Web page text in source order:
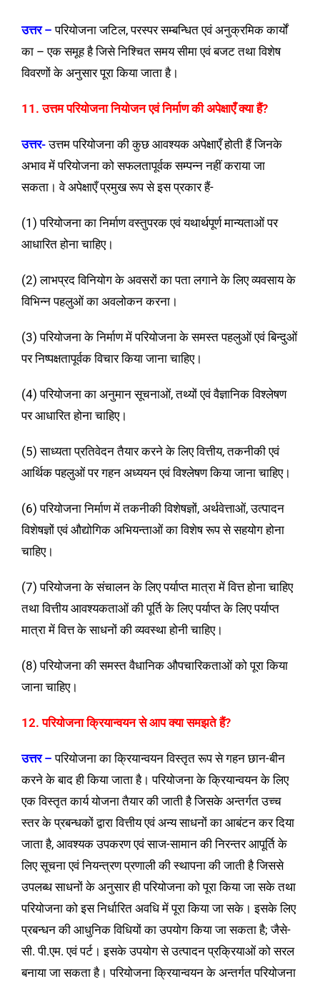
उत्तर – परियोजना जटिल, परस्पर सम्बन्धित एवं अनुक्रमिक कार्यों
का – एक समूह है जिसे निश्चित समय सीमा एवं बजट तथा विशेष
विवरणों के अनुसार पूरा किया जाता है।
11. उत्तम परियोजना नियोजन एवं निर्माण की अपेक्षाएँ क्या हैं?
उत्तर-उत्तम परियोजना की कुछ आवश्यक अपेक्षाएँ होती हैं जिनके
अभाव में परियोजना को सफलतापूर्वक सम्पन्न नहीं कराया जा
सकता। वे अपेक्षाएँ प्रमुख रूप से इस प्रकार हैं-
(1) परियोजना का निर्माण वस्तुपरक एवं यथार्थपूर्ण मान्यताओं पर
आधारित होना चाहिए।
(2) लाभप्रद विनियोग के अवसरों का पता लगाने के लिए व्यवसाय के
विभिन्न पहलुओं का अवलोकन करना।
(3) परियोजना के निर्माण में परियोजना के समस्त पहलुओं एवं बिन्दुओं
पर निष्पक्षतापूर्वक विचार किया जाना चाहिए।
(4) परियोजना का अनुमान सूचनाओं, तथ्यों एवं वैज्ञानिक विश्लेषण
पर आधारित होना चाहिए।
(5) साध्यता प्रतिवेदन तैयार करने के लिए वित्तीय, तकनीकी एवं
आर्थिक पहलुओं पर गहन अध्ययन एवं विश्लेषण किया जाना चाहिए।
(6) परियोजना निर्माण में तकनीकी विशेषज्ञों, अर्थवेत्ताओं, उत्पादन
विशेषज्ञों एवं औद्योगिक अभियन्ताओं का विशेष रूप से सहयोग होना
चाहिए।
(7) परियोजना के संचालन के लिए पर्याप्त मात्रा में वित्त होना चाहिए
तथा वित्तीय आवश्यकताओं की पूर्ति के लिए पर्याप्त के लिए पर्याप्त
मात्रा में वित्त के साधनों की व्यवस्था होनी चाहिए।
(8) परियोजना की समस्त वैधानिक औपचारिकताओं को पूरा किया
जाना चाहिए।
12. परियोजना क्रियान्वयन से आप क्या समझते हैं?
उत्तर – परियोजना का क्रियान्वयन विस्तृत रूप से गहन छान-बीन
करने के बाद ही किया जाता है। परियोजना के क्रियान्वयन के लिए
एक विस्तृत कार्य योजना तैयार की जाती है जिसके अन्तर्गत उच्च
स्तर के प्रबन्धकों द्वारा वित्तीय एवं अन्य साधनों का आबंटन कर दिया
जाता है, आवश्यक उपकरण एवं साज-सामान की निरन्तर आपूर्ति के
लिए सूचना एवं नियन्त्रण प्रणाली की स्थापना की जाती है जिससे
उपलब्ध साधनों के अनुसार ही परियोजना को पूरा किया जा सके तथा
परियोजना को इस निर्धारित अवधि में पूरा किया जा सके। इसके लिए
प्रबन्धन की आधुनिक विधियों का उपयोग किया जा सकता है; जैसे-
सी. पी.एम. एवं पर्ट। इसके उपयोग से उत्पादन प्रक्रियाओं को सरल
बनाया जा सकता है। परियोजना क्रियान्वयन के अन्तर्गत परियोजना